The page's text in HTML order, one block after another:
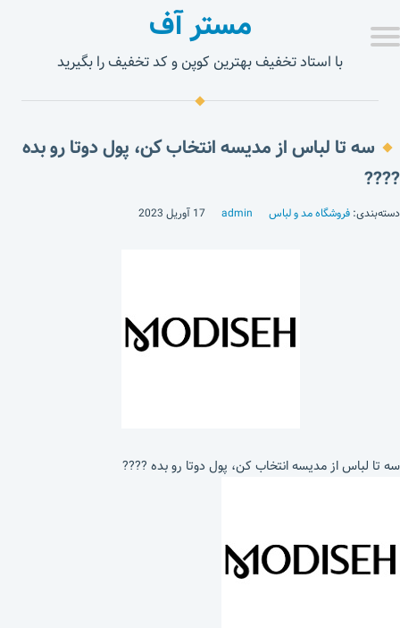
مستر آف
با استاد تخفیف بهترین کوپن و کد تخفیف را بگیرید
سه تا لباس از مدیسه انتخاب کن، پول دوتا رو بده
????
دسته‌بندی: فروشگاه مد و لباس admin 17 آوریل 2023
سه تا لباس از مدیسه انتخاب کن، پول دوتا رو بده ????